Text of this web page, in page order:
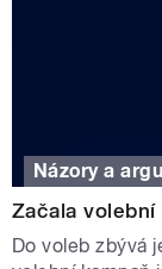
Názory a
Začala volební
Do voleb zbývá